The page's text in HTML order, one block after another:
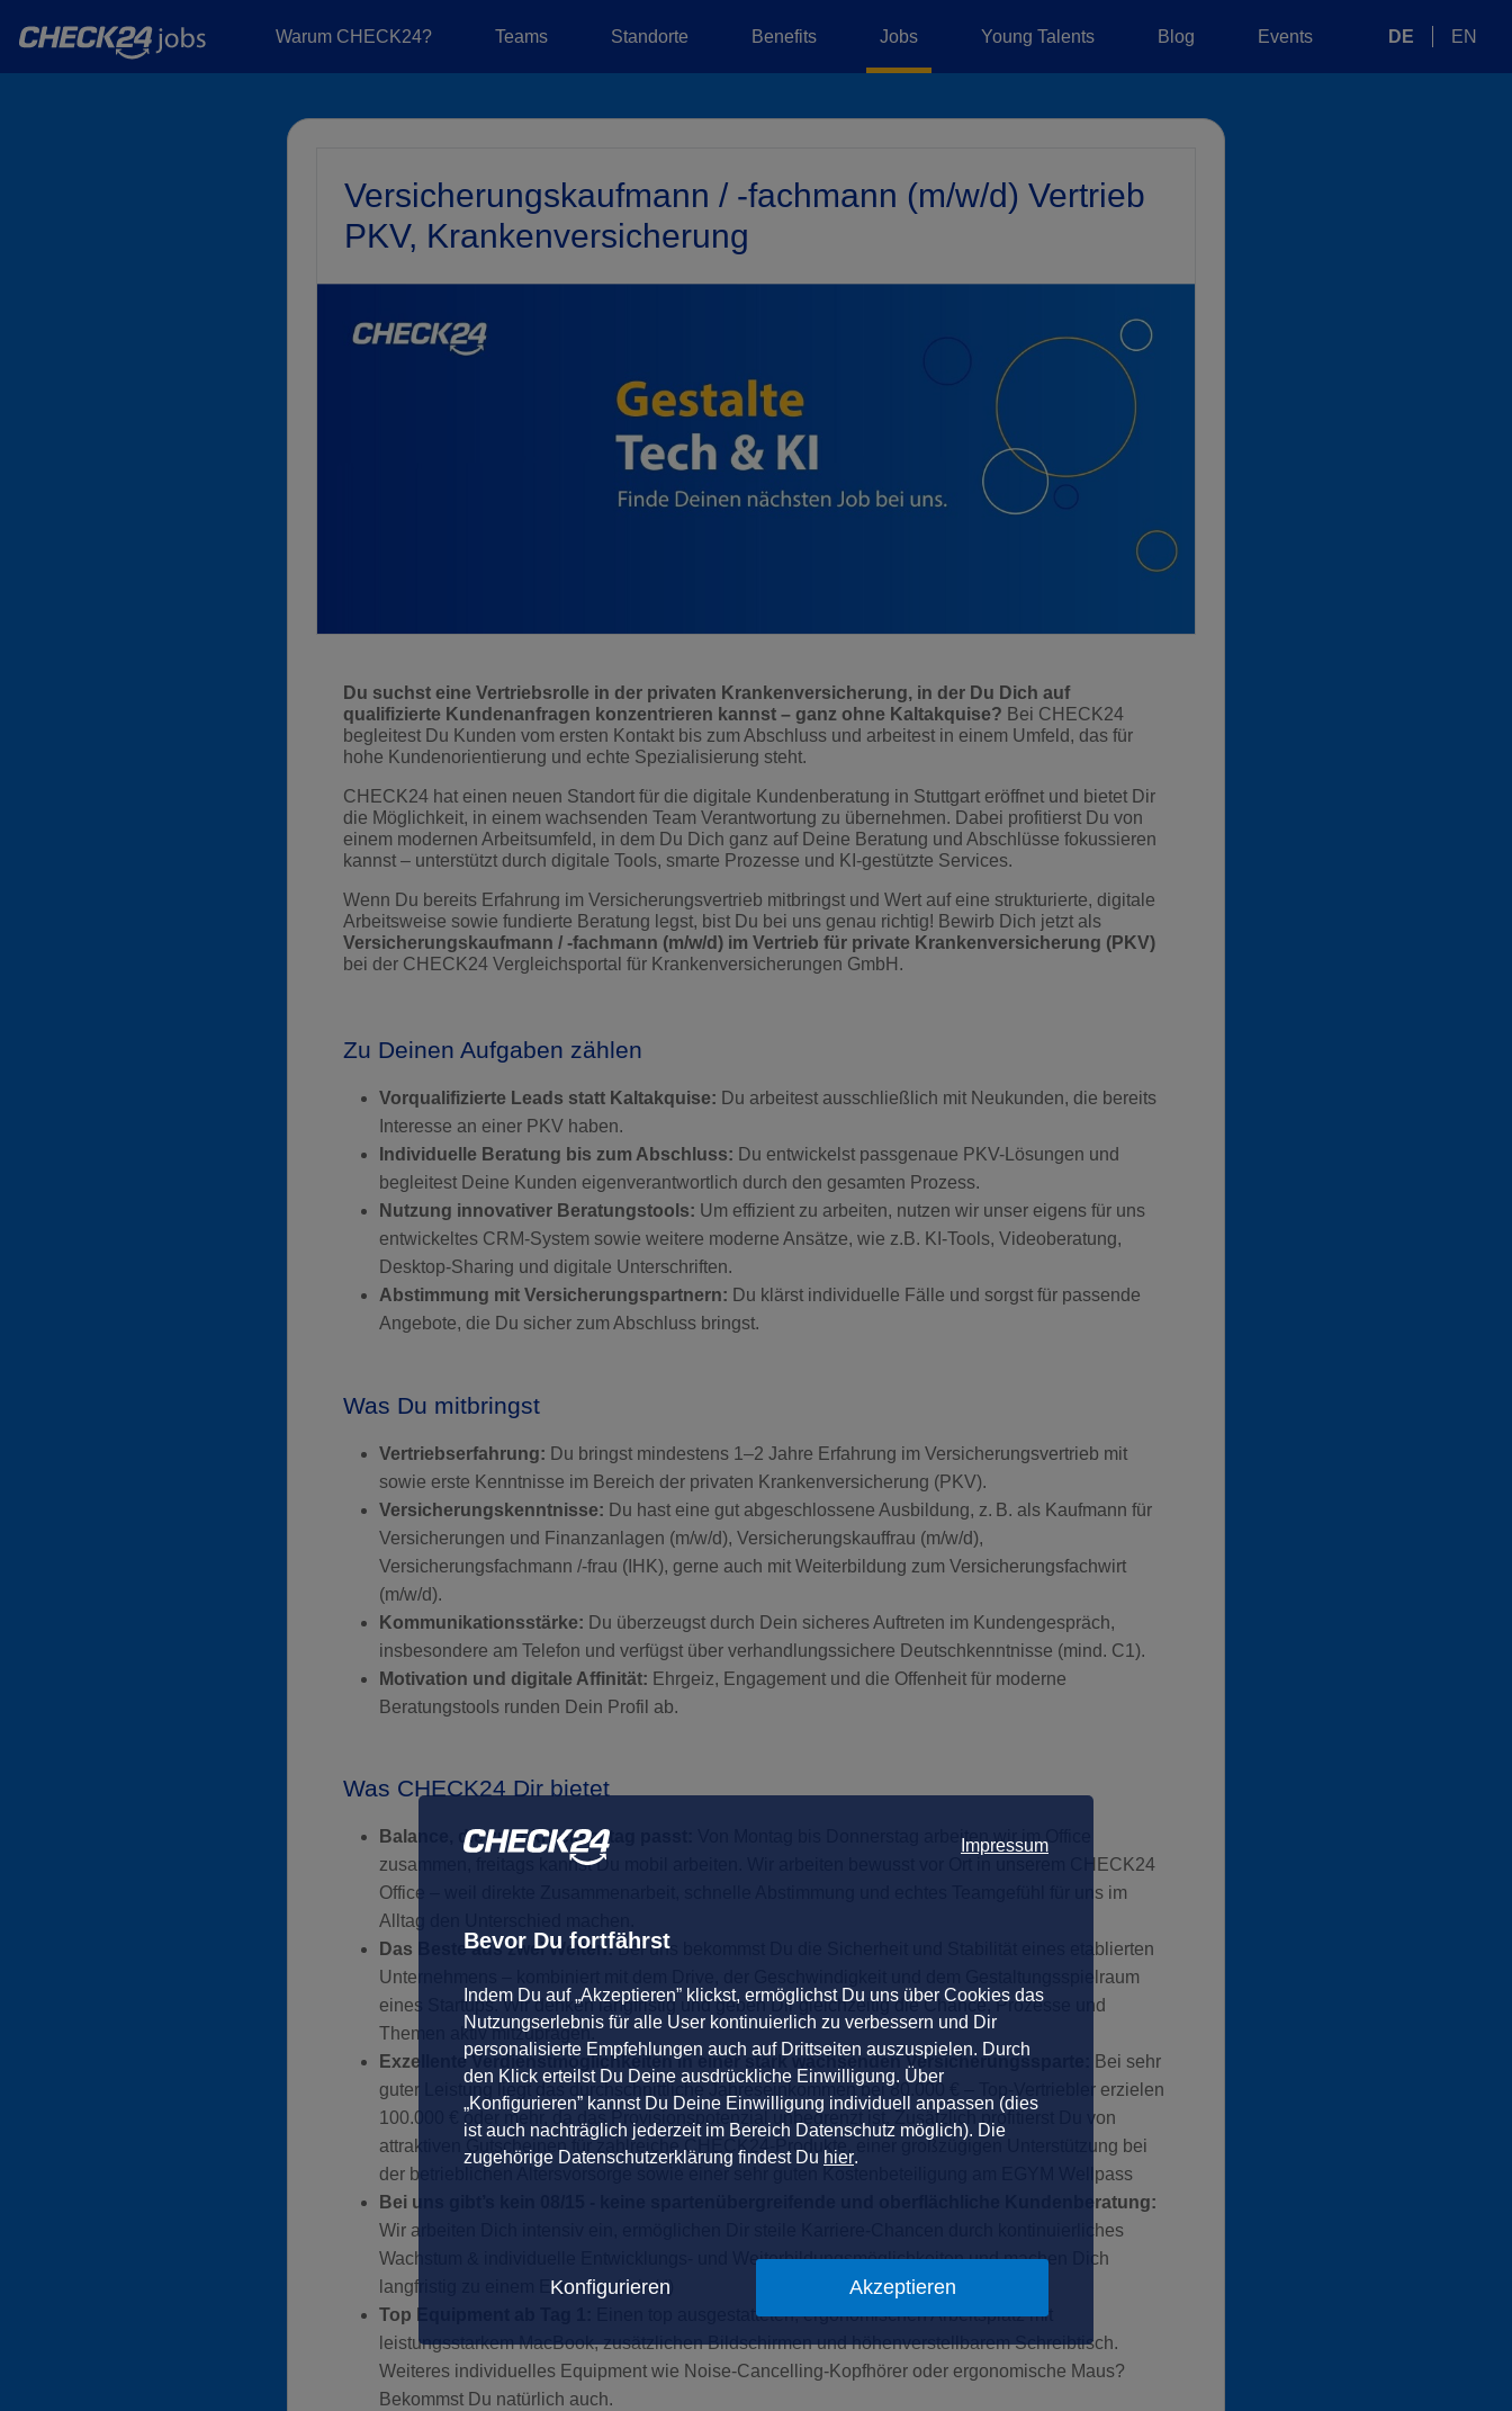
Warum CHECK24? Teams Standorte Benefits Jobs Young Talents Blog Events DE EN
Versicherungskaufmann / -fachmann (m/w/d) Vertrieb
PKV, Krankenversicherung
Du suchst eine Vertriebsrolle in der privaten Krankenversicherung, in der Du Dich auf
qualifizierte Kundenanfragen konzentrieren kannst – ganz ohne Kaltakquise? Bei CHECK24
begleitest Du Kunden vom ersten Kontakt bis zum Abschluss und arbeitest in einem Umfeld, das für
hohe Kundenorientierung und echte Spezialisierung steht.
CHECK24 hat einen neuen Standort für die digitale Kundenberatung in Stuttgart eröffnet und bietet Dir
die Möglichkeit, in einem wachsenden Team Verantwortung zu übernehmen. Dabei profitierst Du von
einem modernen Arbeitsumfeld, in dem Du Dich ganz auf Deine Beratung und Abschlüsse fokussieren
kannst – unterstützt durch digitale Tools, smarte Prozesse und KI-gestützte Services.
Wenn Du bereits Erfahrung im Versicherungsvertrieb mitbringst und Wert auf eine strukturierte, digitale
Arbeitsweise sowie fundierte Beratung legst, bist Du bei uns genau richtig! Bewirb Dich jetzt als
Versicherungskaufmann / -fachmann (m/w/d) im Vertrieb für private Krankenversicherung (PKV)
bei der CHECK24 Vergleichsportal für Krankenversicherungen GmbH.
Zu Deinen Aufgaben zählen
Vorqualifizierte Leads statt Kaltakquise: Du arbeitest ausschließlich mit Neukunden, die bereits
Interesse an einer PKV haben.
Individuelle Beratung bis zum Abschluss: Du entwickelst passgenaue PKV-Lösungen und
begleitest Deine Kunden eigenverantwortlich durch den gesamten Prozess.
Nutzung innovativer Beratungstools: Um effizient zu arbeiten, nutzen wir unser eigens für uns
entwickeltes CRM-System sowie weitere moderne Ansätze, wie z.B. KI-Tools, Videoberatung,
Desktop-Sharing und digitale Unterschriften.
Abstimmung mit Versicherungspartnern: Du klärst individuelle Fälle und sorgst für passende
Angebote, die Du sicher zum Abschluss bringst.
Was Du mitbringst
Vertriebserfahrung: Du bringst mindestens 1–2 Jahre Erfahrung im Versicherungsvertrieb mit
sowie erste Kenntnisse im Bereich der privaten Krankenversicherung (PKV).
Versicherungskenntnisse: Du hast eine gut abgeschlossene Ausbildung, z. B. als Kaufmann für
Versicherungen und Finanzanlagen (m/w/d), Versicherungskauffrau (m/w/d),
Versicherungsfachmann /-frau (IHK), gerne auch mit Weiterbildung zum Versicherungsfachwirt
(m/w/d).
Kommunikationsstärke: Du überzeugst durch Dein sicheres Auftreten im Kundengespräch,
insbesondere am Telefon und verfügst über verhandlungssichere Deutschkenntnisse (mind. C1).
Motivation und digitale Affinität: Ehrgeiz, Engagement und die Offenheit für moderne
Beratungstools runden Dein Profil ab.
Was CHECK24 Dir bietet
Balance, die zum Arbeitsalltag passt:
Von Montag bis Donnerstag arbeiten wir im Office
zusammen, freitags kannst Du mobil arbeiten. Wir arbeiten bewusst vor Ort in unserem CHECK24
Office – weil direkte Zusammenarbeit, schnelle Abstimmung und echtes Teamgefühl für uns im
Alltag den Unterschied machen.
Das Beste aus zwei Welten:Bei uns bekommst Du die Sicherheit und Stabilität eines etablierten
Unternehmens – kombiniert mit dem Drive, der Geschwindigkeit und dem Gestaltungsspielraum
eines Startups. Wir denken langfristig und geben Dir gleichzeitig die Chance, Prozesse und
Themen aktiv mitzuprägen.
Exzellente Verdienstmöglichkeiten in einer stark wachsenden Versicherungssparte:
Bei sehr
guter Leistung liegt das durchschnittliche Jahreseinkommen bei 80.000 € – Top-Vertriebler erzielen
100.000 € oder mehr, da das Provisionspotenzial unbegrenzt ist. Zusätzlich profitierst Du von
attraktiven Gutscheinen für zahlreiche CHECK24-Produkte, einer großzügigen Unterstützung bei
der betrieblichen Altersvorsorge sowie einer sehr guten Kostenbeteiligung am EGYM Wellpass
Bei uns gibt’s kein 08/15 - keine spartenübergreifende und oberflächliche Kundenberatung:
Wir arbeiten Dich intensiv ein, ermöglichen Dir steile Karriere-Chancen durch kontinuierliches
Wachstum & individuelle Entwicklungs- und Weiterbildungsmöglichkeiten und machen Dich
langfristig zu einem Experten (m/w/d)
Top Equipment ab Tag 1:
Einen top ausgestatteten, ergonomischen Arbeitsplatz mit
leistungsstarkem MacBook, zusätzlichen Bildschirmen und höhenverstellbarem Schreibtisch.
Weiteres individuelles Equipment wie Noise-Cancelling-Kopfhörer oder ergonomische Maus?
Bekommst Du natürlich auch.
Impressum
Bevor Du fortfährst
Indem Du auf „Akzeptieren” klickst, ermöglichst Du uns über Cookies das
Nutzungserlebnis für alle User kontinuierlich zu verbessern und Dir
personalisierte Empfehlungen auch auf Drittseiten auszuspielen. Durch
den Klick erteilst Du Deine ausdrückliche Einwilligung. Über
„Konfigurieren” kannst Du Deine Einwilligung individuell anpassen (dies
ist auch nachträglich jederzeit im Bereich Datenschutz möglich). Die
zugehörige Datenschutzerklärung findest Du hier.
Konfigurieren Akzeptieren